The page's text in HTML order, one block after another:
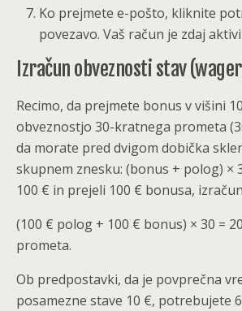
Ko prejmete e-pošto, kliknite
povezavo. Vaš račun je zdaj
Izračun obveznosti stav
Recimo, da prejmete bonus v višini
obveznostjo 30-kratnega prometa
da morate pred dvigom dobička
skupnem znesku: (bonus + polog) ×
100 € in prejeli 100 € bonusa,
(100 € polog + 100 € bonus) × 30 =
prometa.
Ob predpostavki, da je povprečna
posamezne stave 10 €, potrebujete